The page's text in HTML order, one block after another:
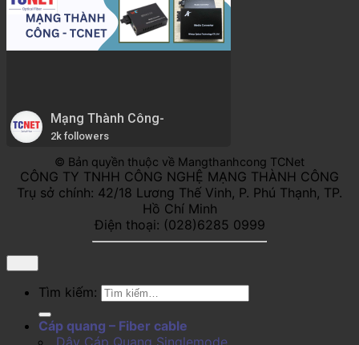
Mạng Thành Công-
2k followers
© Bản quyền thuộc về Mangthanhcong TCNet
CÔNG TY TNHH CÔNG NGHỆ MẠNG THÀNH CÔNG
Trụ sở chính: 42/18 Lương Thế Vinh, P. Phú Thạnh, TP.
Hồ Chí Minh
Điện thoại: (028)6285 0999
Tìm kiếm:
Cáp quang – Fiber cable
Dây Cáp Quang Singlemode